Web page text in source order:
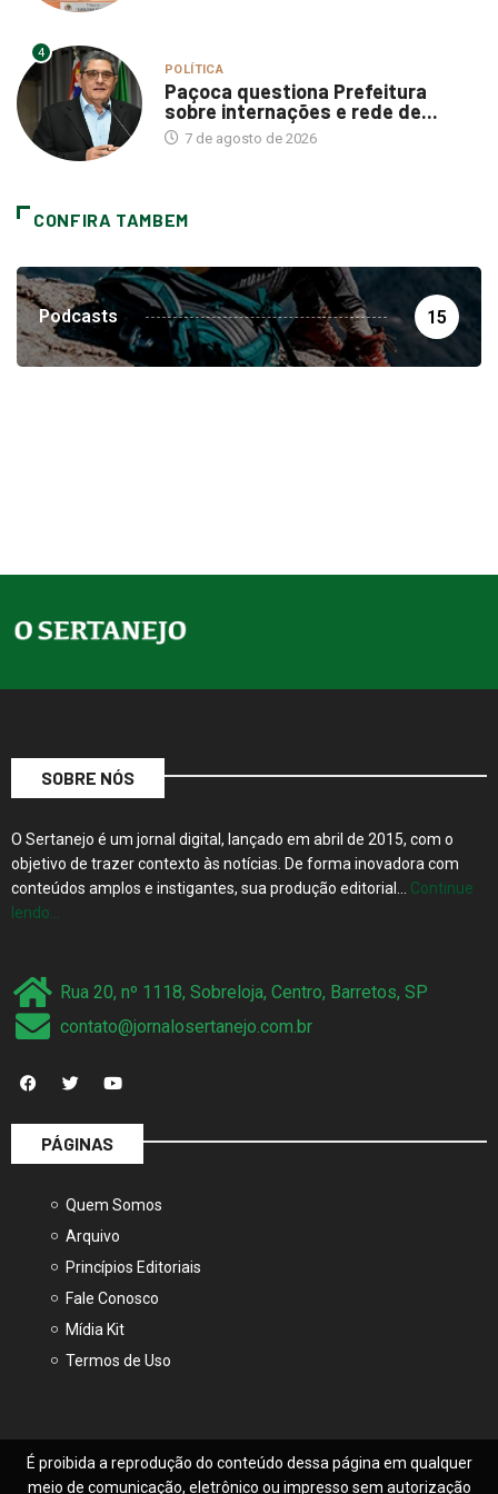
4
POLÍTICA
Paçoca questiona Prefeitura
sobre internações e rede de...
7 de agosto de 2026
CONFIRA TAMBEM
Podcasts 15
SOBRE NÓS
O Sertanejo é um jornal digital, lançado em abril de 2015, com o
objetivo de trazer contexto às notícias. De forma inovadora com
conteúdos amplos e instigantes, sua produção editorial… Continue
lendo…
Rua 20, nº 1118, Sobreloja, Centro, Barretos, SP
contato@jornalosertanejo.com.br
PÁGINAS
Quem Somos
Arquivo
Princípios Editoriais
Fale Conosco
Mídia Kit
Termos de Uso
É proibida a reprodução do conteúdo dessa página em qualquer
meio de comunicação, eletrônico ou impresso sem autorização